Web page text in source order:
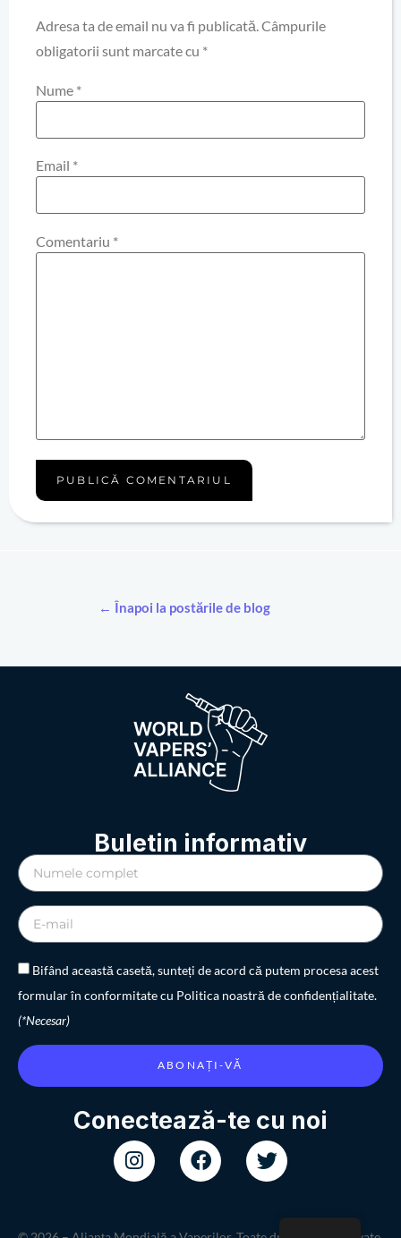
Adresa ta de email nu va fi publicată. Câmpurile
obligatorii sunt marcate cu *
Nume *
Email *
Comentariu *
← Înapoi la postările de blog
Buletin informativ
Bifând această casetă, sunteți de acord că putem procesa acest
formular în conformitate cu Politica noastră de confidențialitate.
(*Necesar)
ABONAȚI-VĂ
Conectează-te cu noi